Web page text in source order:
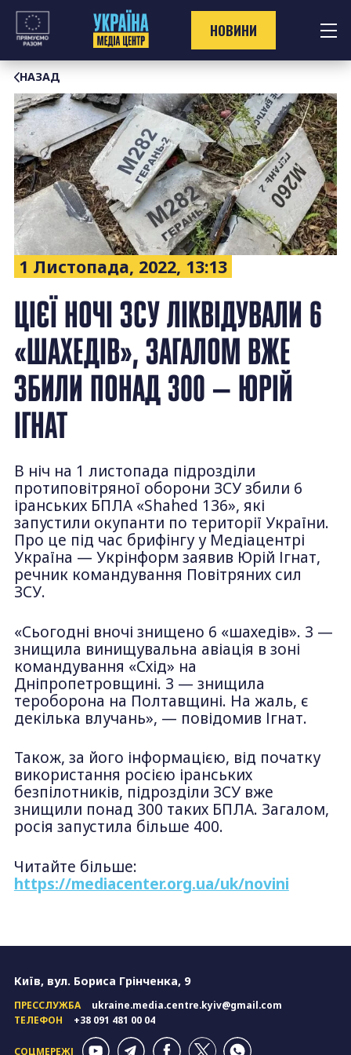
Перейти
контенту
НОВИНИ
НАЗАД
1 Листопада, 2022, 13:13
ЦІЄЇ НОЧІ ЗСУ ЛІКВІДУВАЛИ 6
«ШАХЕДІВ», ЗАГАЛОМ ВЖЕ
ЗБИЛИ ПОНАД 300 — ЮРІЙ
ІГНАТ
В ніч на 1 листопада підрозділи
протиповітряної оборони ЗСУ збили 6
іранських БПЛА «Shahed 136», які
запустили окупанти по території України.
Про це під час брифінгу у Медіацентрі
Україна — Укрінформ заявив Юрій Ігнат,
речник командування Повітряних сил
ЗСУ.
«Сьогодні вночі знищено 6 «шахедів». 3 —
знищила винищувальна авіація в зоні
командування «Схід» на
Дніпропетровщині. 3 — знищила
тероборона на Полтавщині. На жаль, є
декілька влучань», — повідомив Ігнат.
Також, за його інформацією, від початку
використання росією іранських
безпілотників, підрозділи ЗСУ вже
знищили понад 300 таких БПЛА. Загалом,
росія запустила більше 400.
Читайте більше:
https://mediacenter.org.ua/uk/novini
Київ, вул. Бориса Грінченка, 9
ПРЕССЛУЖБА
ukraine.media.centre.kyiv@gmail.com
ТЕЛЕФОН
+38 091 481 00 04
СОЦМЕРЕЖІ